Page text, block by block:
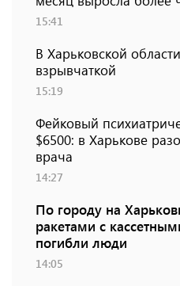
15:41
В Харьковской
взрывчаткой
15:19
Фейковый
$6500: в Харькове
врача
14:27
По городу на
ракетами с
погибли люди
14:05